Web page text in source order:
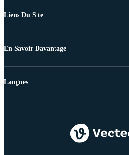
Liens Du Site
En Savoir Davantage
Langues